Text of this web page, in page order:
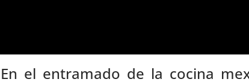
En el entramado de la cocina